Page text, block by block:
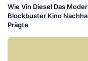
Wie Vin Diesel Das
Blockbuster Kino
Prägte